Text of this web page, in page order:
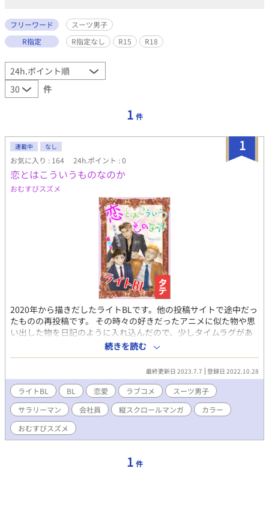
フリーワード
スーツ男子
R指定
R指定なし R15 R18
件
1 件
1
連載中 なし
お気に入り : 164 24h.ポイント : 0
恋とはこういうものなのか
おむすびスズメ
2020年から描きだしたライトBLです。他の投稿サイトで途中だっ
たものの再投稿です。 その時々の好きだったアニメに似た物や思
い出した物を日記のように入れ込んだので、少しタイムラグがあ
ります。全てフィクションですのでご了承ください。 オールデジ
タル。クリップスタジオ使用。 途中まで読んで下さっていた方々
にも届くといいのですが‥‥。今度は最終回まで行きますよ！
続きを読む
最終更新日 2023.7.7 登録日 2022.10.28
ライトBL BL 恋愛 ラブコメ
スーツ男子
サラリーマン
会社員 縦スクロールマンガ
カラー
おむすびスズメ
1 件